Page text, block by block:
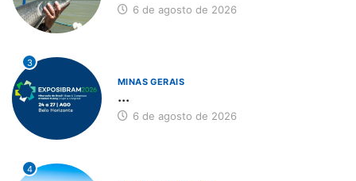
6 de agosto de 2026
3
MINAS GERAIS
...
6 de agosto de 2026
4